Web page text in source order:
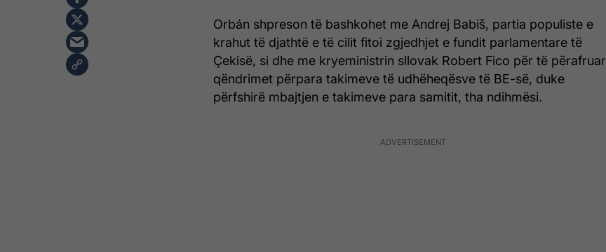
Orbán shpreson të bashkohet me Andrej Babiš, partia populiste e
krahut të djathtë e të cilit fitoi zgjedhjet e fundit parlamentare të
Çekisë, si dhe me kryeministrin sllovak Robert Fico për të përafruar
qëndrimet përpara takimeve të udhëheqësve të BE-së, duke
përfshirë mbajtjen e takimeve para samitit, tha ndihmësi.